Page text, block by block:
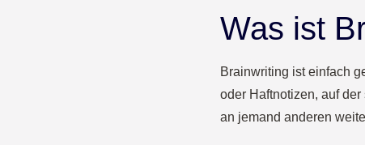
Was ist
Brainwriting ist einfach
oder Haftnotizen, auf
an jemand anderen